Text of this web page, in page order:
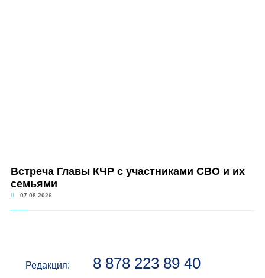
Встреча Главы КЧР с участниками СВО и их
семьями
07.08.2026
Редакция: 8 878 223 89 40